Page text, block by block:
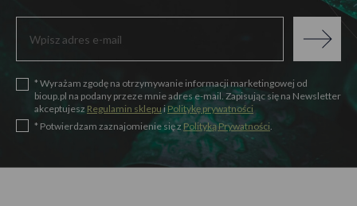
* Wyrażam zgodę na otrzymywanie informacji marketingowej od
bioup.pl na podany przeze mnie adres e-mail. Zapisując się na Newsletter
akceptujesz Regulamin sklepui Politykę prywatności
* Potwierdzam zaznajomienie się zPolityką Prywatności.